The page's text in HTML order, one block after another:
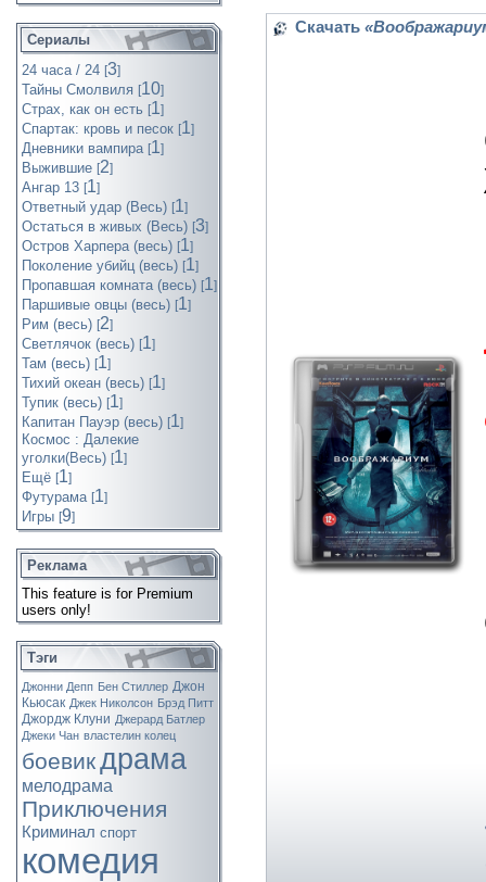
Сериалы
24 часа / 24 [3]
Тайны Смолвиля [10]
Страх, как он есть [1]
Спартак: кровь и песок [1]
Дневники вампира [1]
Выжившие [2]
Ангар 13 [1]
Ответный удар (Весь) [1]
Остаться в живых (Весь) [3]
Остров Харпера (весь) [1]
Поколение убийц (весь) [1]
Пропавшая комната (весь) [1]
Паршивые овцы (весь) [1]
Рим (весь) [2]
Светлячок (весь) [1]
Там (весь) [1]
Тихий океан (весь) [1]
Тупик (весь) [1]
Капитан Пауэр (весь) [1]
Космос : Далекие
уголки(Весь) [1]
Ещё [1]
Футурама [1]
Игры [9]
Реклама
This feature is for Premium
users only!
Тэги
Джонни Депп Бен Стиллер Джон
Кьюсак Джек Николсон Брэд Питт
Джордж Клуни Джерард Батлер
Джеки Чан властелин колец
боевикдрама
мелодрама
Приключения
Криминал спорт
комедия
Скачать